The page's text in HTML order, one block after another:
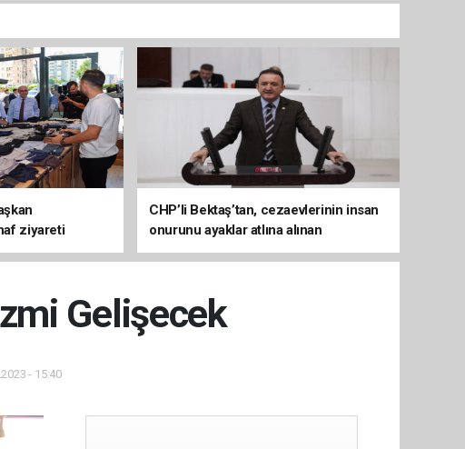
ziyareti
CHP’li Bektaş’tan, cezaevlerinin insan
onurunu ayaklar atlına alınan
mekânlara dönüşmesine tepki
Gelişecek
- 15:40